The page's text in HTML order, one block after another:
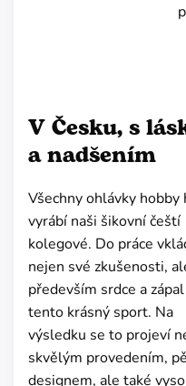
V Česku, s
a nadšením
Všechny ohlávky hobby
vyrábí naši šikovní čeští
kolegové. Do práce
nejen své zkušenosti,
především srdce a
tento krásný sport. Na
výsledku se to projeví
skvělým provedením,
designem, ale také